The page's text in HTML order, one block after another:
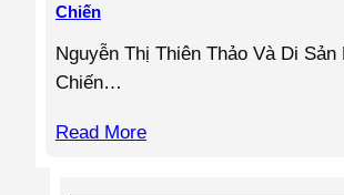
Chiến
Nguyễn Thị Thiên Thảo Và Di Sản
Chiến…
Read More